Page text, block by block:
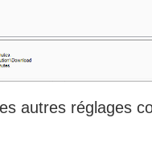
autres réglages